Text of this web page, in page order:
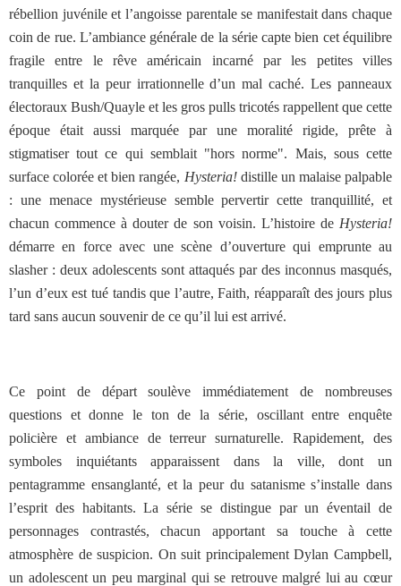
rébellion juvénile et l’angoisse parentale se manifestait dans chaque
coin de rue. L’ambiance générale de la série capte bien cet équilibre
fragile entre le rêve américain incarné par les petites villes
tranquilles et la peur irrationnelle d’un mal caché. Les panneaux
électoraux Bush/Quayle et les gros pulls tricotés rappellent que cette
époque était aussi marquée par une moralité rigide, prête à
stigmatiser tout ce qui semblait "hors norme". Mais, sous cette
surface colorée et bien rangée, Hysteria!distille un malaise palpable
: une menace mystérieuse semble pervertir cette tranquillité, et
chacun commence à douter de son voisin. L’histoire de Hysteria!
démarre en force avec une scène d’ouverture qui emprunte au
slasher : deux adolescents sont attaqués par des inconnus masqués,
l’un d’eux est tué tandis que l’autre, Faith, réapparaît des jours plus
tard sans aucun souvenir de ce qu’il lui est arrivé.
Ce point de départ soulève immédiatement de nombreuses
questions et donne le ton de la série, oscillant entre enquête
policière et ambiance de terreur surnaturelle. Rapidement, des
symboles inquiétants apparaissent dans la ville, dont un
pentagramme ensanglanté, et la peur du satanisme s’installe dans
l’esprit des habitants. La série se distingue par un éventail de
personnages contrastés, chacun apportant sa touche à cette
atmosphère de suspicion. On suit principalement Dylan Campbell,
un adolescent un peu marginal qui se retrouve malgré lui au cœur